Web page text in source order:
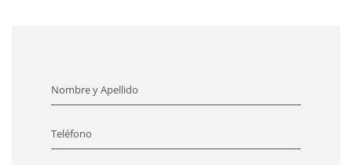
Nombre y Apellido
Teléfono